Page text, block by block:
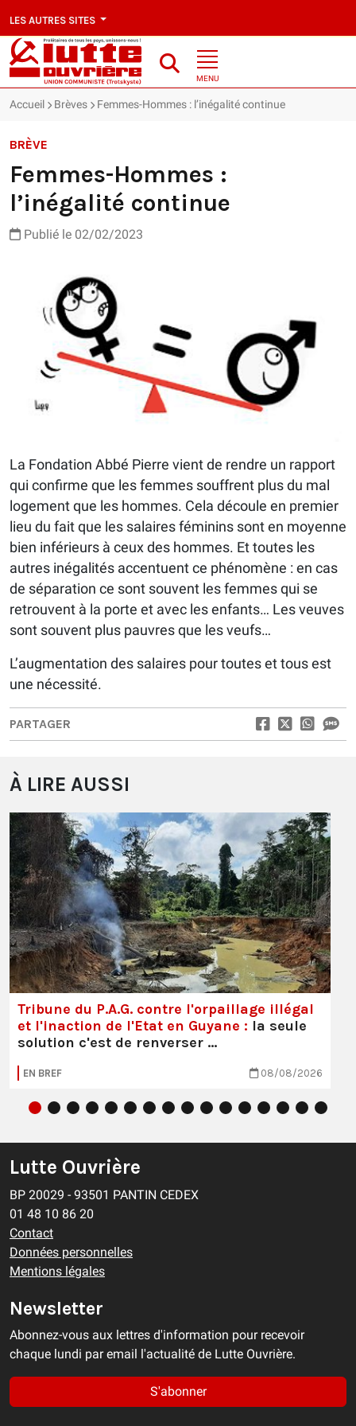
LES AUTRES SITES
MENU
Accueil Brèves Femmes-Hommes : l’inégalité continue
BRÈVE
Femmes-Hommes :
l’inégalité continue
Publié le 02/02/2023
La Fondation Abbé Pierre vient de rendre un rapport
qui confirme que les femmes souffrent plus du mal
logement que les hommes. Cela découle en premier
lieu du fait que les salaires féminins sont en moyenne
bien inférieurs à ceux des hommes. Et toutes les
autres inégalités accentuent ce phénomène : en cas
de séparation ce sont souvent les femmes qui se
retrouvent à la porte et avec les enfants… Les veuves
sont souvent plus pauvres que les veufs…
L’augmentation des salaires pour toutes et tous est
une nécessité.
PARTAGER
À LIRE AUSSI
Tribune du P.A.G. contre l'orpaillage illégal
et l'inaction de l'Etat en Guyane : la seule
solution c'est de renverser …
EN BREF 08/08/2026
Lutte Ouvrière
BP 20029 - 93501 PANTIN CEDEX
01 48 10 86 20
Contact
Données personnelles
Mentions légales
Newsletter
Abonnez-vous aux lettres d'information pour recevoir
chaque lundi par email l'actualité de Lutte Ouvrière.
S'abonner